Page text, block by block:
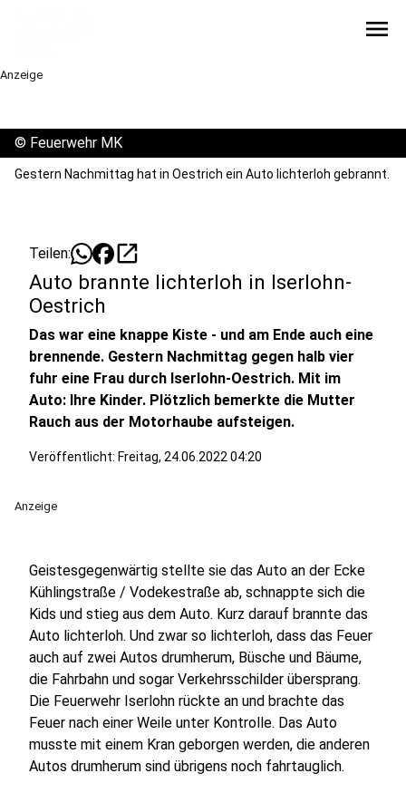
menu
Anzeige
© Feuerwehr MK
Gestern Nachmittag hat in Oestrich ein Auto lichterloh gebrannt.
Teilen: open_in_new
Auto brannte lichterloh in Iserlohn-
Oestrich
Das war eine knappe Kiste - und am Ende auch eine
brennende. Gestern Nachmittag gegen halb vier
fuhr eine Frau durch Iserlohn-Oestrich. Mit im
Auto: Ihre Kinder. Plötzlich bemerkte die Mutter
Rauch aus der Motorhaube aufsteigen.
Veröffentlicht: Freitag, 24.06.2022 04:20
Anzeige
Geistesgegenwärtig stellte sie das Auto an der Ecke
Kühlingstraße / Vodekestraße ab, schnappte sich die
Kids und stieg aus dem Auto. Kurz darauf brannte das
Auto lichterloh. Und zwar so lichterloh, dass das Feuer
auch auf zwei Autos drumherum, Büsche und Bäume,
die Fahrbahn und sogar Verkehrsschilder übersprang.
Die Feuerwehr Iserlohn rückte an und brachte das
Feuer nach einer Weile unter Kontrolle. Das Auto
musste mit einem Kran geborgen werden, die anderen
Autos drumherum sind übrigens noch fahrtauglich.